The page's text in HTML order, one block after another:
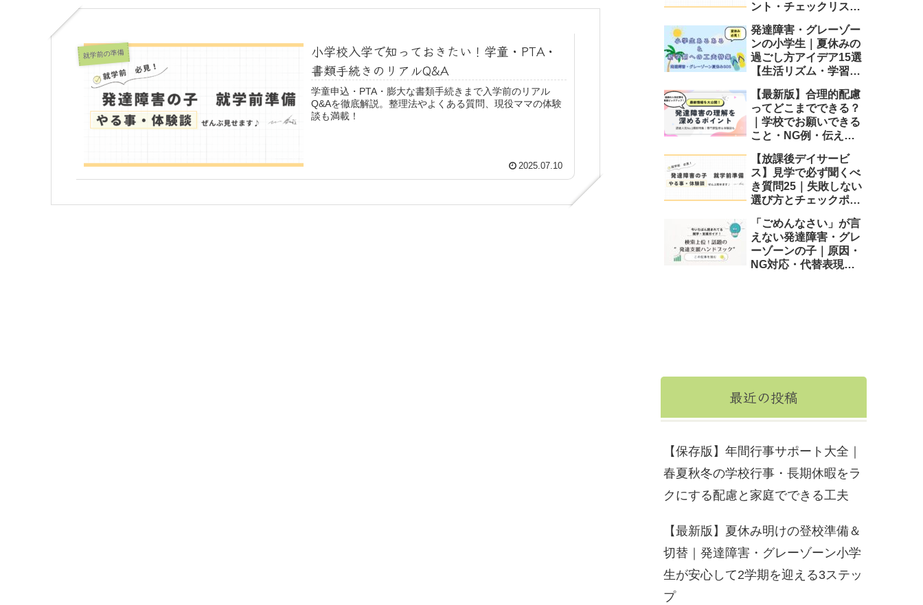
就学前の準備
小学校入学で知っておきたい！学童・PTA・
書類手続きのリアルQ&A
学童申込・PTA・膨大な書類手続きまで入学前のリアル
Q&Aを徹底解説。整理法やよくある質問、現役ママの体験
談も満載！
2025.07.10
ント・チェックリス
発達障害・グレーゾー
ンの小学生｜夏休みの
過ごし方アイデア15選
【生活リズム・学習・
【最新版】合理的配慮
ってどこまでできる？
｜学校でお願いできる
こと・NG例・伝え方
【放課後デイサービ
ス】見学で必ず聞くべ
き質問25｜失敗しない
選び方とチェックポイ
「ごめんなさい」が言
えない発達障害・グレ
ーゾーンの子｜原因・
NG対応・代替表現と
最近の投稿
【保存版】年間行事サポート大全｜
春夏秋冬の学校行事・長期休暇をラ
クにする配慮と家庭でできる工夫
【最新版】夏休み明けの登校準備＆
切替｜発達障害・グレーゾーン小学
生が安心して2学期を迎える3ステッ
プ